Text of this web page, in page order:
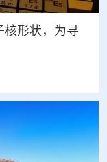
核形状，为寻